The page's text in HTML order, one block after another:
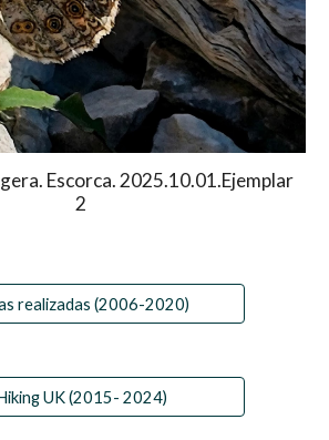
Escorca. 2025.10.01.Ejemplar
2
realizadas (2006-2020)
UK (2015- 2024)